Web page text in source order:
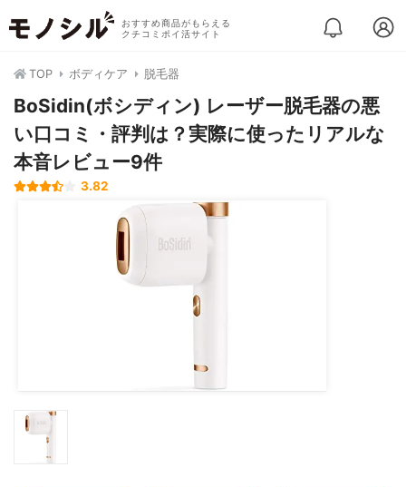
おすすめ商品がもらえる
クチコミポイ活サイト
TOP ボディケア 脱毛器
BoSidin(ボシディン) レーザー脱毛器の悪
い口コミ・評判は？実際に使ったリアルな
本音レビュー9件
3.82